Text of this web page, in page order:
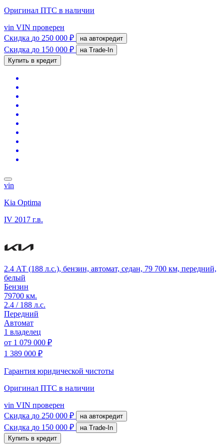
Оригинал ПТС в наличии
vin VIN проверен
Скидка до 250 000 ₽ на автокредит
Скидка до 150 000 ₽
на Trade-In
Купить в кредит
vin
Kia Optima
IV 2017 г.в.
2.4 АТ (188 л.с.), бензин, автомат, седан, 79 700 км, передний,
белый
Бензин
79700 км.
2.4 / 188 л.с.
Передний
Автомат
1 владелец
от 1 079 000 ₽
1 389 000 ₽
Гарантия юридической чистоты
Оригинал ПТС в наличии
vin VIN проверен
Скидка до 250 000 ₽ на автокредит
Скидка до 150 000 ₽
на Trade-In
Купить в кредит